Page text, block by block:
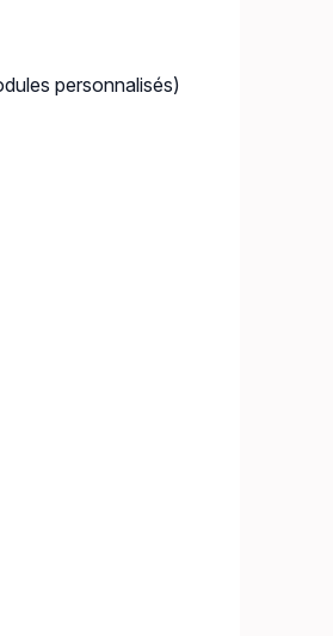
personnalisés)